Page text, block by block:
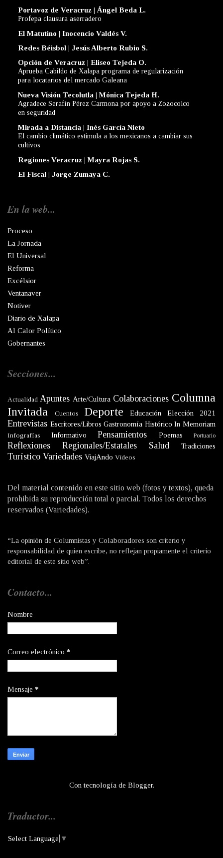
Portavoz de Veracruz | Ángel Beda L.
Profepa clausura aserradero
El Matutino | Inocencio Valdés V.
Redes Béisbol | Jesús Alberto Rubio S.
Opción de Veracruz | Eliseo Tejeda O.
Aprueba Cabildo de Xalapa programa de regularización
para locatarios del mercado Galeana
Nueva Visión Tecolutla | Mónica Tejeda H.
Agradece Serafín Pérez Carmona por apoyo a Zozocolco
en seguridad
Mirada a Distancia | Inés García Nieto
El cambio climático estimula a los mexicanos a cambiar sus
cultivos
Regiones Veracruz | Mayra Rojas S.
El Fiscal | Jorge Zumaya C.
En la web...
Proceso
La Jornada
El Universal
Reforma
Excélsior
Ventanaver
Notiver
Diario de Xalapa
Al Calor Político
Gobernantes
Secciones...
Actualidad Apuntes Arte/Cultura Colaboraciones Columna
Invitada
Cuentos Deporte Educación Elección 2021
Entrevistas Escritores/Libros Gastronomía Histórico In Memoriam
Infografías Informativo Pensamientos Poemas Portuario
Reflexiones Regionales/Estatales Salud Tradiciones
Turístico Variedades ViajAndo Videos
Del material contenido en este sitio web (fotos y textos), queda
prohibida su reproducción total o parcial. Todos los derechos
reservados (Variedades).
“La opinión de Columnistas y Colaboradores son criterio y
responsabilidad de quien escribe, no reflejan propiamente el criterio
editorial de este sitio web”.
Contacto...
Nombre
Correo electrónico *
Mensaje *
Con tecnología de Blogger.
Traductor...
Select Language ▼